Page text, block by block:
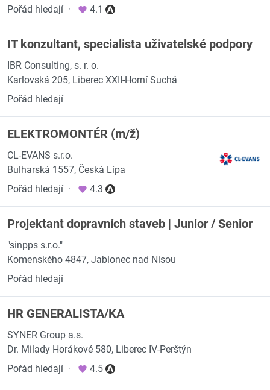
Pořád hledají · 4.1
IT konzultant, specialista uživatelské podpory
IBR Consulting, s. r. o.
Karlovská 205, Liberec XXII-Horní Suchá
Pořád hledají
ELEKTROMONTÉR (m/ž)
CL-EVANS s.r.o.
Bulharská 1557, Česká Lípa
Pořád hledají · 4.3
Projektant dopravních staveb | Junior / Senior
"sinpps s.r.o."
Komenského 4847, Jablonec nad Nisou
Pořád hledají
HR GENERALISTA/KA
SYNER Group a.s.
Dr. Milady Horákové 580, Liberec IV-Perštýn
Pořád hledají · 4.5